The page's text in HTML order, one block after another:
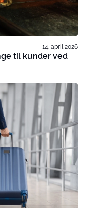
14. april 2026
til kunder ved